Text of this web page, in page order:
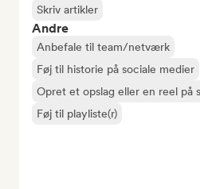
Skriv artikler
Andre
Anbefale til team/netværk
Føj til historie på sociale medier
Opret et opslag eller en reel på
Føj til playliste(r)